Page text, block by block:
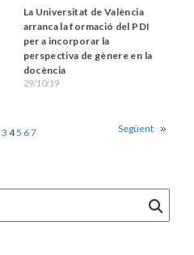
La Universitat de València
arranca la formació del PDI
per a incorporar la
perspectiva de gènere en la
docència
29/10/19
3 45 67 Següent